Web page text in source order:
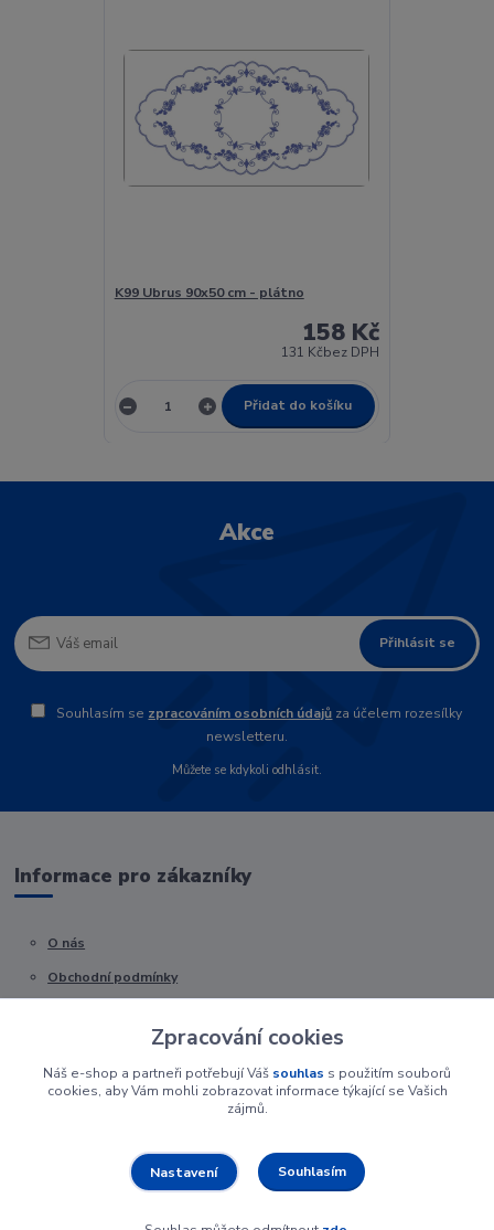
K99 Ubrus 90x50 cm - plátno
158 Kč
131 Kčbez DPH
Přidat do košíku
Akce
Přihlásit se
Souhlasím se zpracováním osobních údajů za účelem rozesílky
newsletteru.
Můžete se kdykoli odhlásit.
Informace pro zákazníky
O nás
Obchodní podmínky
Zpracování cookies
Náš e-shop a partneři potřebují Váš souhlas s použitím souborů
cookies, aby Vám mohli zobrazovat informace týkající se Vašich
zájmů.
Nastavení Souhlasím